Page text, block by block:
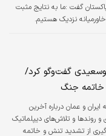
گفت :ما به نتایج مثبت
نزدیک هستیم.
گفت‌و‌گو کرد/
خاتمه جنگ
ایران و عمان درباره آخرین
و روندها و تلاش‌های دیپلماتیک
از تشدید تنش و خاتمه